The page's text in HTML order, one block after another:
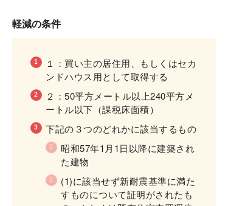
軽減の条件
１：買い主の居住用、もしくはセカ
ンドハウス用として取得する
２：50平方メートル以上240平方メ
ートル以下（課税床面積）
下記の３つのどれかに該当するもの
昭和57年1月1日以降に建築され
た建物
(1)に該当せず新耐震基準に満た
すものについて証明がされたも